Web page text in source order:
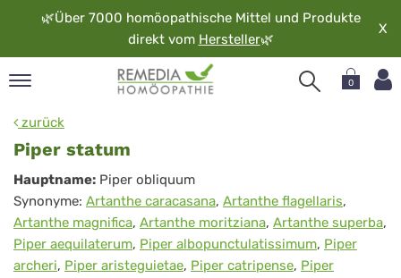
🌿Über 7000 homöopathische Mittel und Produkte
direkt vom Hersteller🌿
X
0
zurück
Piper statum
Piper
statum
Hauptname: Piper obliquum
Synonyme: Artanthe caracasana, Artanthe flagellaris,
Artanthe magnifica, Artanthe moritziana, Artanthe superba,
Piper aequilaterum, Piper albopunctulatissimum, Piper
archeri, Piper aristeguietae, Piper catripense, Piper